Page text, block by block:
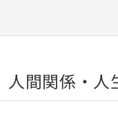
人間関係・人